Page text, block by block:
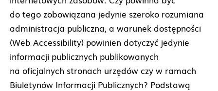
do tego zobowiązana jedynie szeroko rozumiana
administracja publiczna, a warunek dostępności
(Web Accessibility) powinien dotyczyć jedynie
informacji publicznych publikowanych
na oficjalnych stronach urzędów czy w ramach
Biuletynów Informacji Publicznych? Podstawą